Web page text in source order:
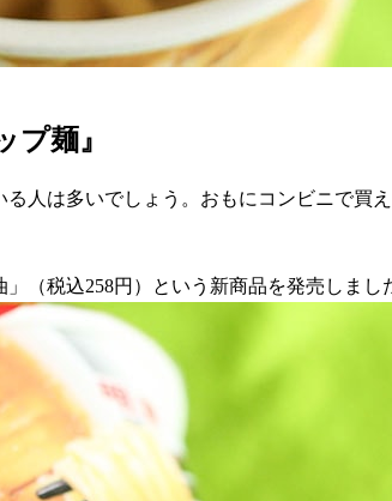
プ麺』
人は多いでしょう。おもにコンビニで買
（税込258円）という新商品を発売しまし